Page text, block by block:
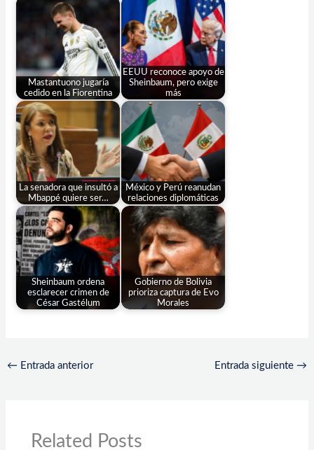
Mastantuono jugaría
cedido en la Fiorentina
EEUU reconoce apoyo de
Sheinbaum, pero exige
más
La senadora que insultó a
Mbappé quiere ser…
México y Perú reanudan
relaciones diplomáticas
Sheinbaum ordena
esclarecer crimen de
César Gastélum
Gobierno de Bolivia
prioriza captura de Evo
Morales
← Entrada anterior Entrada siguiente →
Related Posts